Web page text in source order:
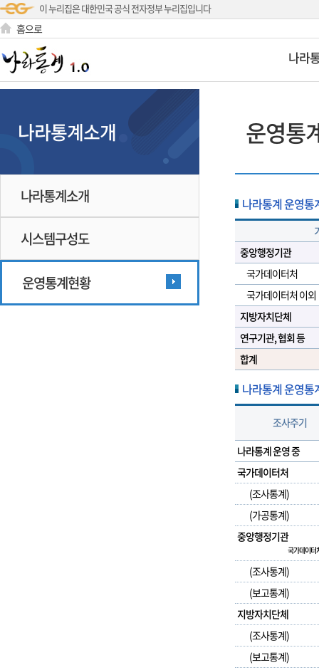
이 누리집은 대한민국 공식 전자정부 누리집입니다
홈으로
나라
나라통계소개
나라통계소개
시스템구성도
운영통계현황
운영통
나라통계 운영
중앙행정기관
국가데이터처
국가데이터처 이외
지방자치단체
연구기관, 협회 등
합계
나라통계 운영
조사주기
나라통계 운영 중
국가데이터처
(조사통계)
(가공통계)
중앙행정기관
국가데이터
(조사통계)
(보고통계)
지방자치단체
(조사통계)
(보고통계)